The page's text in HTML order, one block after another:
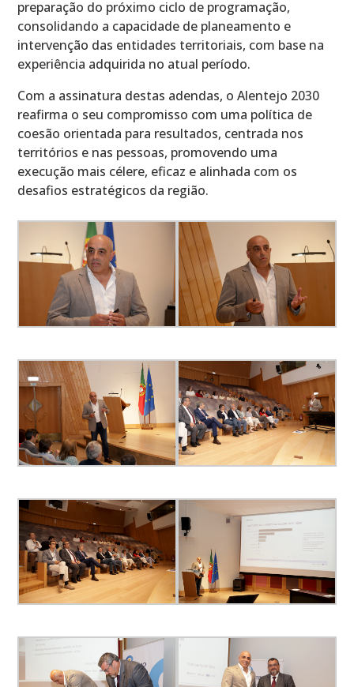
preparação do próximo ciclo de programação,
consolidando a capacidade de planeamento e
intervenção das entidades territoriais, com base na
experiência adquirida no atual período.
Com a assinatura destas adendas, o Alentejo 2030
reafirma o seu compromisso com uma política de
coesão orientada para resultados, centrada nos
territórios e nas pessoas, promovendo uma
execução mais célere, eficaz e alinhada com os
desafios estratégicos da região.